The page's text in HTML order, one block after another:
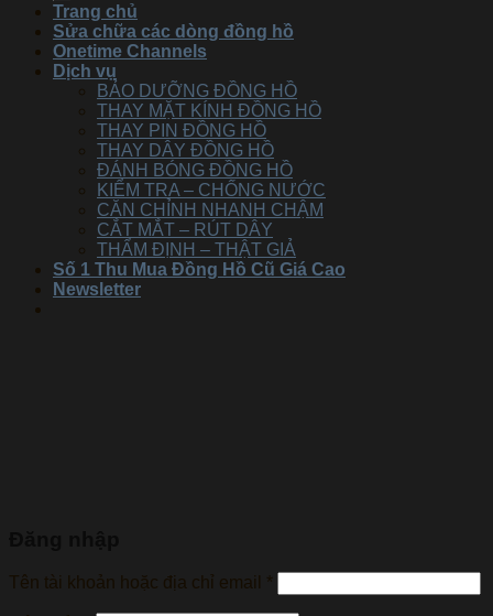
Trang chủ
Sửa chữa các dòng đồng hồ
Onetime Channels
Dịch vụ
BẢO DƯỠNG ĐỒNG HỒ
THAY MẶT KÍNH ĐỒNG HỒ
THAY PIN ĐỒNG HỒ
THAY DÂY ĐỒNG HỒ
ĐÁNH BÓNG ĐỒNG HỒ
KIỂM TRA – CHỐNG NƯỚC
CĂN CHỈNH NHANH CHẬM
CẮT MẮT – RÚT DÂY
THẨM ĐỊNH – THẬT GIẢ
Số 1 Thu Mua Đồng Hồ Cũ Giá Cao
Newsletter
Tên tài khoản hoặc địa chỉ email *